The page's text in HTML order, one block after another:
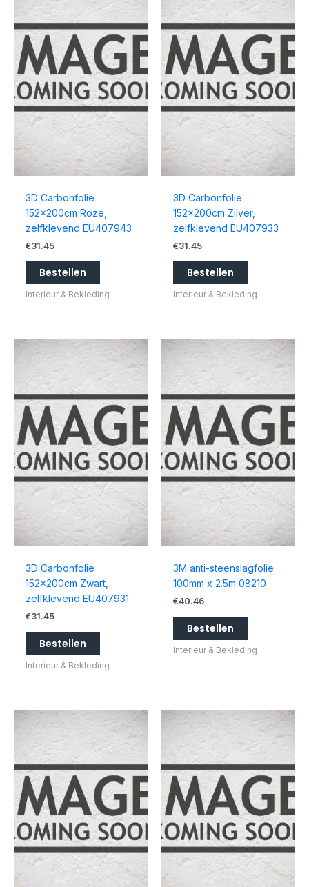
3D Carbonfolie
152x200cm Roze,
zelfklevend EU407943
€31.45
Bestellen
Interieur & Bekleding
3D Carbonfolie
152x200cm Zilver,
zelfklevend EU407933
€31.45
Bestellen
Interieur & Bekleding
3D Carbonfolie
152x200cm Zwart,
zelfklevend EU407931
€31.45
Bestellen
Interieur & Bekleding
3M anti-steenslagfolie
100mm x 2.5m 08210
€40.46
Bestellen
Interieur & Bekleding